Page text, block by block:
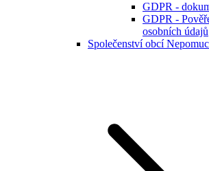
GDPR -
GDPR -
osobních údajů
Společenství obcí